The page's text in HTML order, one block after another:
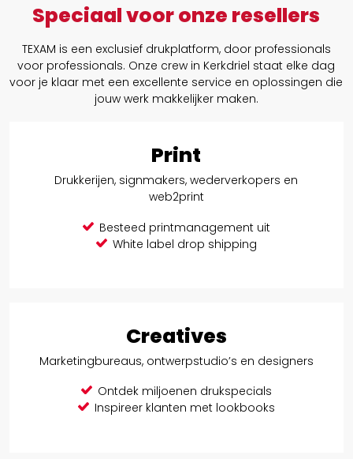
Speciaal voor onze resellers
TEXAM is een exclusief drukplatform, door professionals
voor professionals. Onze crew in Kerkdriel staat elke dag
voor je klaar met een excellente service en oplossingen die
jouw werk makkelijker maken.
Print
Drukkerijen, signmakers, wederverkopers en
web2print
Besteed printmanagement uit
White label drop shipping
Creatives
Marketingbureaus, ontwerpstudio’s en designers
Ontdek miljoenen drukspecials
Inspireer klanten met lookbooks